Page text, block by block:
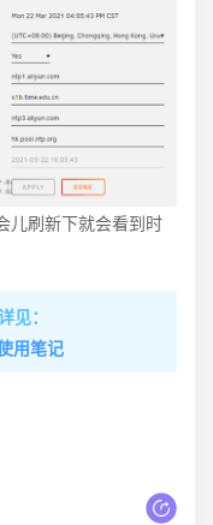
儿刷新下就会看到时
见：
用笔记